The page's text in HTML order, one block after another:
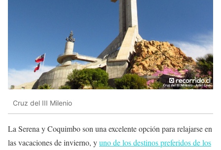
Cruz del III Milenio
La Serena y Coquimbo son una excelente opción para relajarse en
las vacaciones de invierno, yuno de los destinos preferidos de los